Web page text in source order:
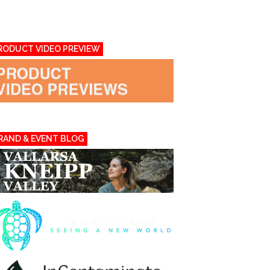
VIDEO PREVIEW
& EVENT BLOG